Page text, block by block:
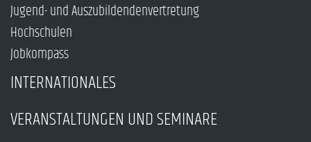
Jugend- und Auszubildendenvertretung
Hochschulen
Jobkompass
INTERNATIONALES
VERANSTALTUNGEN UND SEMINARE